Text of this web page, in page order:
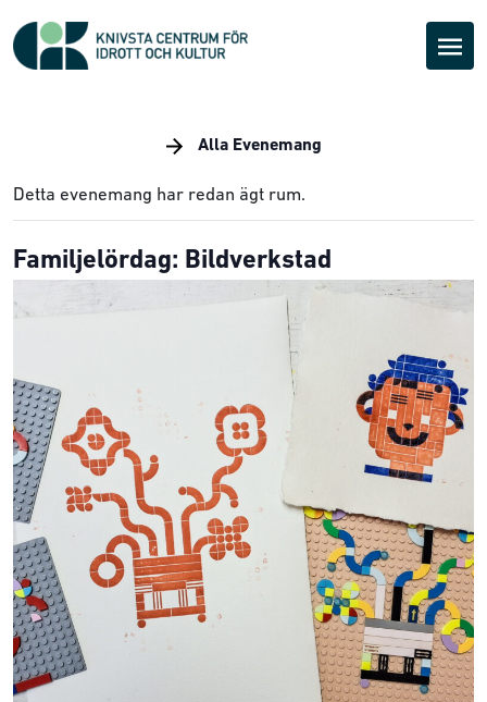
Alla Evenemang
Detta evenemang har redan ägt rum.
Familjelördag: Bildverkstad